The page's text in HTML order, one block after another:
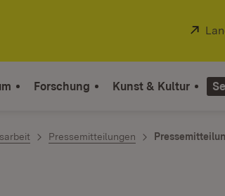
Forschung Kunst & Kultur
Pressemitteilungen